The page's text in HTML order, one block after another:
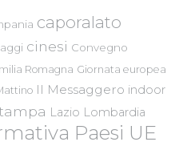
caporalato
cinesi Convegno
Romagna Giornata europea
Il Messaggero indoor
Lazio Lombardia
Paesi UE